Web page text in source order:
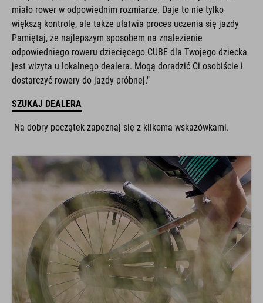
miało rower w odpowiednim rozmiarze. Daje to nie tylko
większą kontrolę, ale także ułatwia proces uczenia się jazdy
Pamiętaj, że najlepszym sposobem na znalezienie
odpowiedniego roweru dziecięcego CUBE dla Twojego dziecka
jest wizyta u lokalnego dealera. Mogą doradzić Ci osobiście i
dostarczyć rowery do jazdy próbnej."
SZUKAJ DEALERA
Na dobry początek zapoznaj się z kilkoma wskazówkami.